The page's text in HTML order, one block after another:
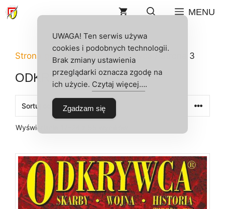
Przejdź
do
MENU
Strona główna/ Sklep / Odkrywca / Strona 3
ODKRYWCA
Wyświetlanie 17–24 z 55 wyników
UWAGA! Ten serwis używa
cookies i podobnych technologii.
Brak zmiany ustawienia
przeglądarki oznacza zgodę na
ich użycie. Czytaj więcej….
Zgadzam się